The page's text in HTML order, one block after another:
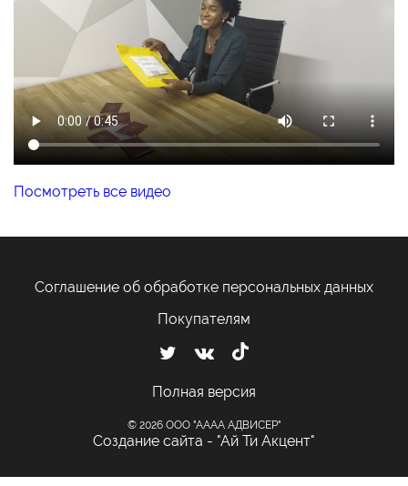
Посмотреть все видео
Соглашение об обработке персональных данных
Покупателям
Полная версия
© 2026 ООО "АААА АДВИСЕР"
Создание сайта - "Ай Ти Акцент"